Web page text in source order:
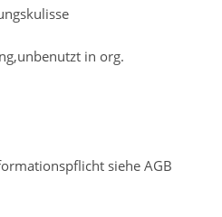
in org.
siehe AGB